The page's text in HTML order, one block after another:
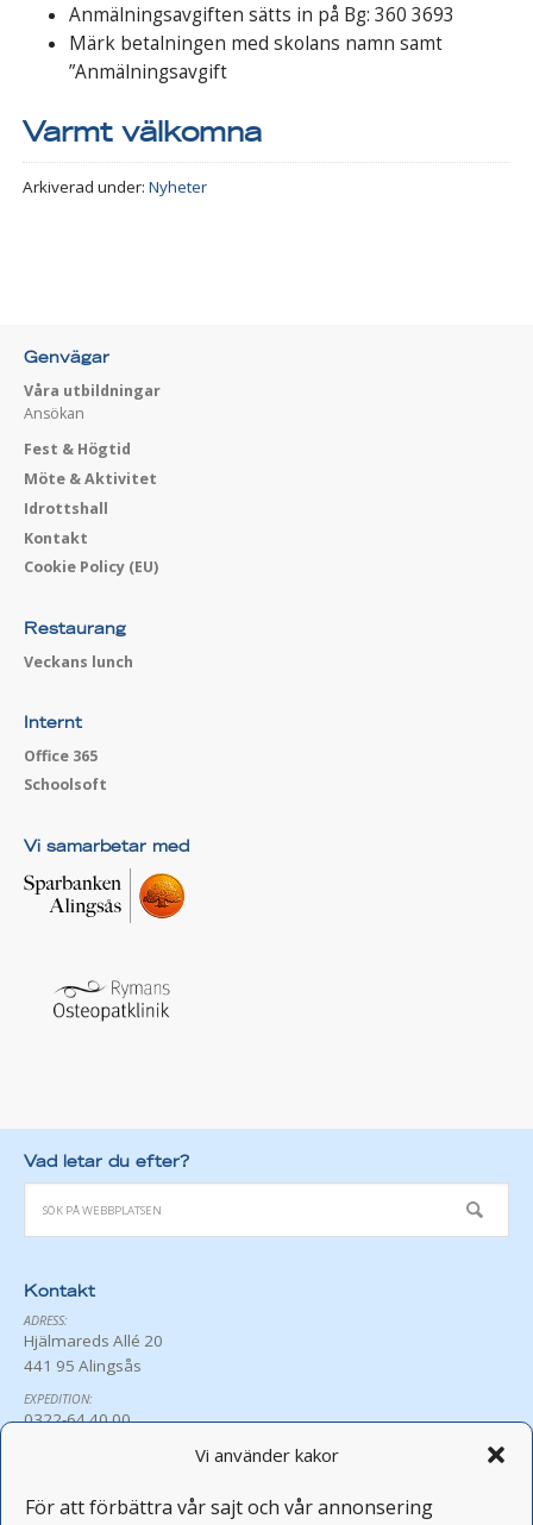
Vi använder kakor
För att förbättra vår sajt och vår annonsering
Anmälningsavgiften sätts in på Bg: 360 3693
Märk betalningen med skolans namn samt
”Anmälningsavgift
Varmt välkomna
Arkiverad under:Nyheter
Genvägar
Våra utbildningar
Ansökan
Fest & Högtid
Möte & Aktivitet
Idrottshall
Kontakt
Cookie Policy (EU)
Restaurang
Veckans lunch
Internt
Office 365
Schoolsoft
Vi samarbetar med
Vad letar du efter?
Kontakt
ADRESS:
Hjälmareds Allé 20
441 95 Alingsås
EXPEDITION:
0322-64 40 00
Må-Fr 8:30-16:00